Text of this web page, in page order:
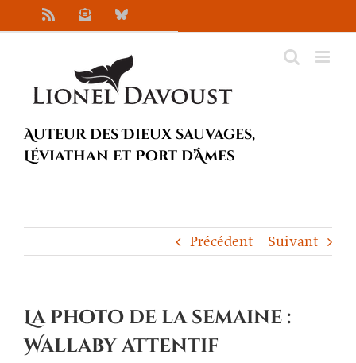
au
NewsletterBluesky
Auteur des Dieux sauvages,
Léviathan et Port d’Âmes
Précédent Suivant
La photo de la semaine :
Wallaby attentif